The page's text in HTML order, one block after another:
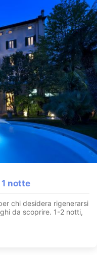
notte
chi desidera rigenerarsi
da scoprire. 1-2 notti,